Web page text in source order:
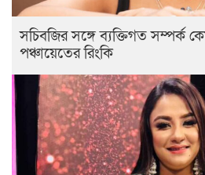
সচিবজির সঙ্গে ব্যক্তিগত সম্পর্ক
পঞ্চায়েতের রিংকি